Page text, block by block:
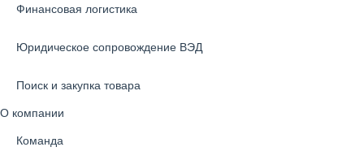
Финансовая логистика
Юридическое сопровождение ВЭД
Поиск и закупка товара
О компании
Команда